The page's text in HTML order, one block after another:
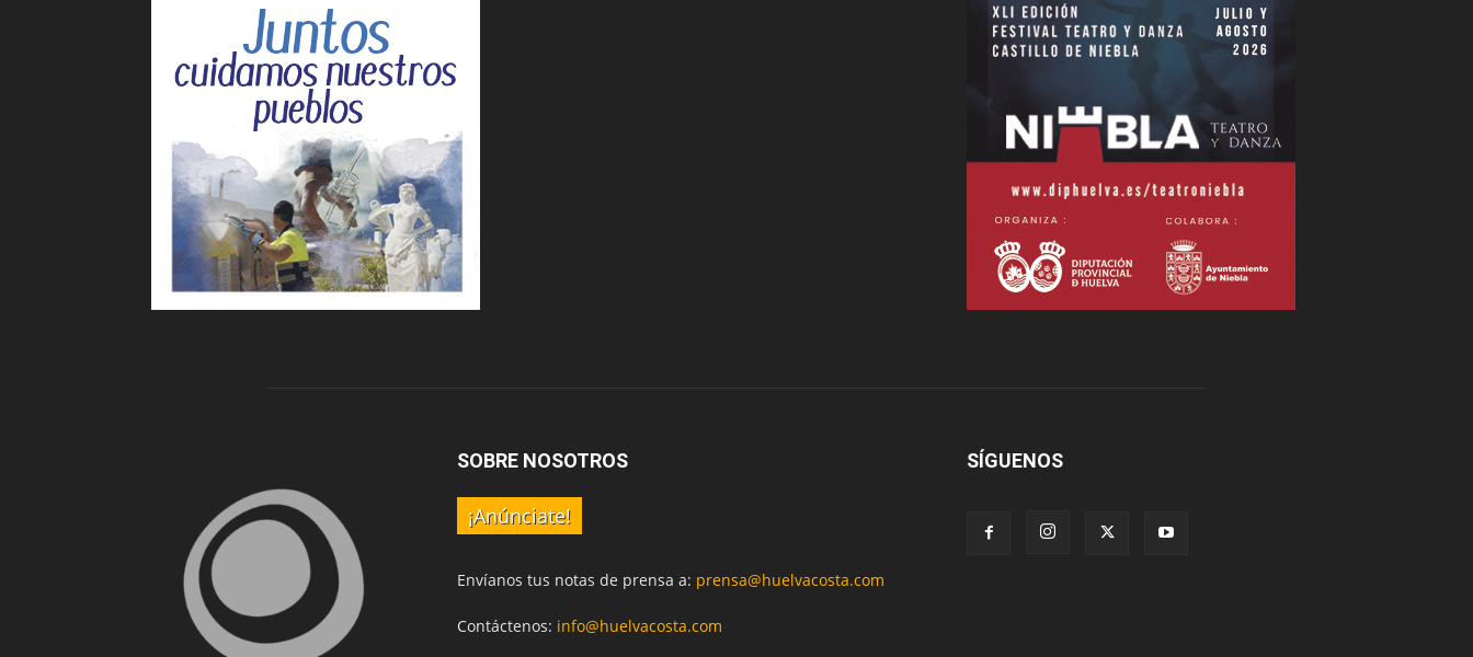
SOBRE NOSOTROS
¡Anúnciate!
Envíanos tus notas de prensa a: prensa@huelvacosta.com
Contáctenos: info@huelvacosta.com
SÍGUENOS